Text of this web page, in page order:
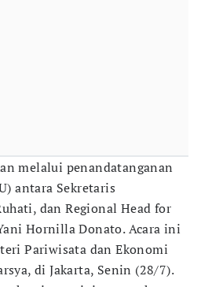
melalui penandatanganan
antara Sekretaris
dan Regional Head for
Hornilla Donato. Acara ini
Pariwisata dan Ekonomi
di Jakarta, Senin (28/7).